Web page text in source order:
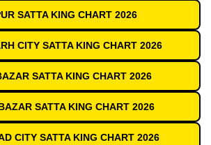
SATTA KING CHART 2026
CITY SATTA KING CHART 2026
SATTA KING CHART 2026
SATTA KING CHART 2026
CITY SATTA KING CHART 2026